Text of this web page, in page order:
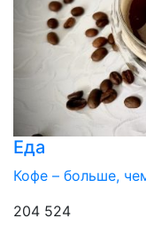
Еда
Кофе – больше,
204 524